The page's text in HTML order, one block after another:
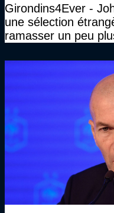
Girondins4Ever -
une sélection
ramasser un peu